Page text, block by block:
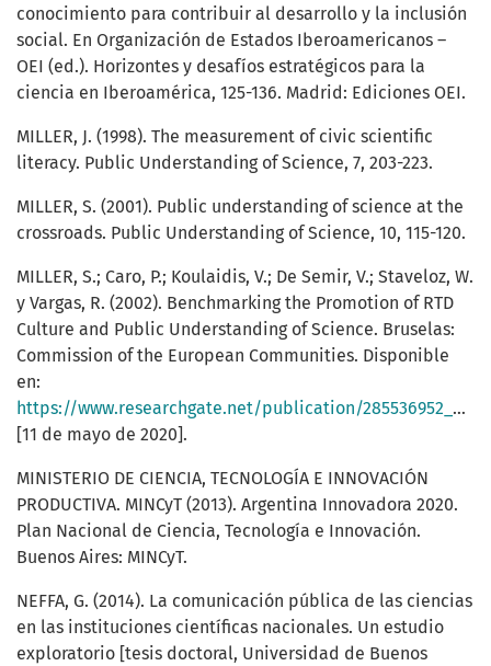
conocimiento para contribuir al desarrollo y la inclusión
social. En Organización de Estados Iberoamericanos –
OEI (ed.). Horizontes y desafíos estratégicos para la
ciencia en Iberoamérica, 125-136. Madrid: Ediciones OEI.
MILLER, J. (1998). The measurement of civic scientific
literacy. Public Understanding of Science, 7, 203-223.
MILLER, S. (2001). Public understanding of science at the
crossroads. Public Understanding of Science, 10, 115-120.
MILLER, S.; Caro, P.; Koulaidis, V.; De Semir, V.; Staveloz, W.
y Vargas, R. (2002). Benchmarking the Promotion of RTD
Culture and Public Understanding of Science. Bruselas:
Commission of the European Communities. Disponible
en:
https://www.researchgate.net/publication/285536952_Benchmarking_the_Promotion_of_RTD_culture_and_Public_Understanding_of_Science
[11 de mayo de 2020].
MINISTERIO DE CIENCIA, TECNOLOGÍA E INNOVACIÓN
PRODUCTIVA. MINCyT (2013). Argentina Innovadora 2020.
Plan Nacional de Ciencia, Tecnología e Innovación.
Buenos Aires: MINCyT.
NEFFA, G. (2014). La comunicación pública de las ciencias
en las instituciones científicas nacionales. Un estudio
exploratorio [tesis doctoral, Universidad de Buenos